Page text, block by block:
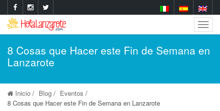
8 Cosas que Hacer este Fin de Semana en
Lanzarote
Inicio Blog
Eventos
8 Cosas que Hacer este Fin de Semana en Lanzarote